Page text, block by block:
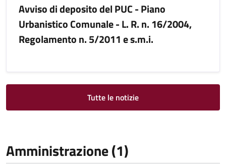
Avviso di deposito del PUC - Piano
Urbanistico Comunale - L. R. n. 16/2004,
Regolamento n. 5/2011 e s.m.i.
Tutte le notizie
Amministrazione (1)